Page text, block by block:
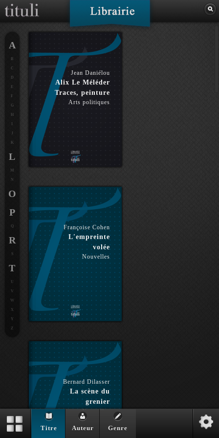
Jean Daniélou
Alix Le Méléder
Traces, peinture
Arts politiques
Françoise Cohen
L'empreinte
volée
Nouvelles
Bernard Dilasser
La scène du
grenier
Nouvelles
A
B
C
D
E
F
G
H
J
K
L
M
N
O
P
Q
R
S
T
U
V
W
X
Y
Z
Titre Auteur Genre